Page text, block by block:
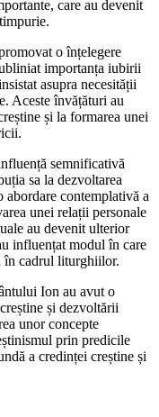
care au devenit
o înțelegere
importanța iubirii
asupra necesității
Aceste învățături au
și la formarea unei
semnificativă
sa la dezvoltarea
contemplativă a
unei relații personale
au devenit ulterior
influențat modul în care
în cadrul liturghiilor.
Ion au avut o
și dezvoltării
unor concepte
prin predicile
a credinței creștine și